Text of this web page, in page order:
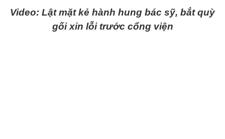
Video: Lật mặt kẻ hành hung bác sỹ, bắt quỳ
gối xin lỗi trước cổng viện